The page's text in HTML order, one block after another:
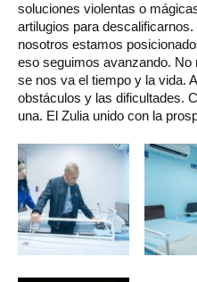
soluciones violentas o
artilugios para
nosotros estamos
eso seguimos avanzando.
se nos va el tiempo y la vida.
obstáculos y las dificultades.
una. El Zulia unido con la